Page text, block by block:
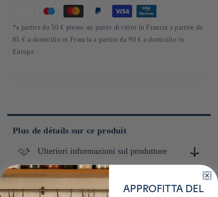
di
pagamento
*a partire da 50 € presso un punto di ritiro in Francia a partire da
85 € a domicilio in Francia a partire da 90 € a domicilio in
Europa
Plus de détails sur ce produit
Ulteriori informazioni sul produttore
Kirin est une entreprise japonaise spécialisée dans la
non alcoolisées, ainsi que de produits pharmaceutiques.
Conservation
APPROFITTA DEL